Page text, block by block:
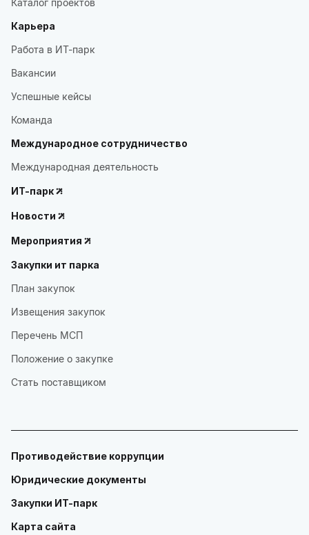
Каталог проектов
Карьера
Работа в ИТ-парк
Вакансии
Успешные кейсы
Команда
Международное сотрудничество
Международная деятельность
ИТ-парк
Новости
Мероприятия
Закупки ит парка
План закупок
Извещения закупок
Перечень МСП
Положение о закупке
Стать поставщиком
Противодействие коррупции
Юридические документы
Закупки ИТ-парк
Карта сайта